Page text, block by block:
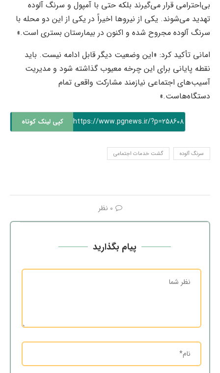
بی‌احترامی قرار می‌گیرند بلکه حتی با آمپول و سرنگ آلوده
تهدید می‌شوند. یکی از نیروها اخیراً در یکی از این دو محله با
سرنگ آلوده مجروح شده و اکنون در بیمارستان بستری است.»
امانی تأکید کرد: «این وضعیت دیگر قابل ادامه نیست. باید
نقطه پایانی برای این چرخه معیوب گذاشته شود و مدیریت
آسیب‌های اجتماعی نیازمند مشارکت واقعی تمام
دستگاه‌هاست.»
https://www.pgnews.ir/?p=258608 کپی لینک کوتاه
سرنگ آلوده گشت خدمات اجتماعی
0 نظر
پیام بگذارید